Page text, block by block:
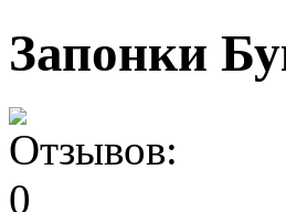
Запонки